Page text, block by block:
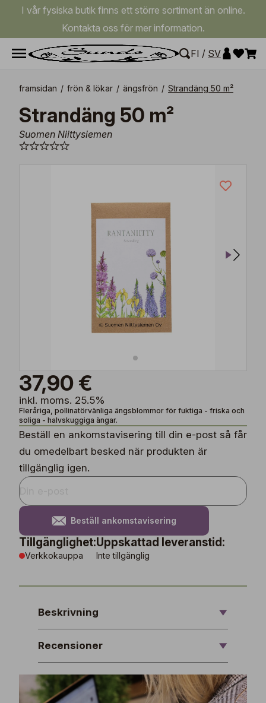
I vår fysiska butik finns ett större sortiment än online.
Kontakta oss för mer information.
FI / SV
framsidan / frön & lökar / ängsfrön / Strandäng 50 m²
Strandäng 50 m²
Suomen Niittysiemen
37,90 €
inkl. moms. 25.5%
Fleråriga, pollinatörvänliga ängsblommor för fuktiga - friska och
soliga - halvskuggiga ängar.
Beställ en ankomstavisering till din e-post så får
du omedelbart besked när produkten är
tillgänglig igen.
Beställ ankomstavisering
Tillgänglighet:
Verkkokauppa
Uppskattad leveranstid:
Inte tillgänglig
Beskrivning
Recensioner